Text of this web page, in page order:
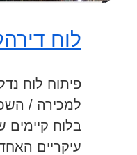
לוח
פיתוח לוח
למכירה /
בלוח קיימים
עיקריים